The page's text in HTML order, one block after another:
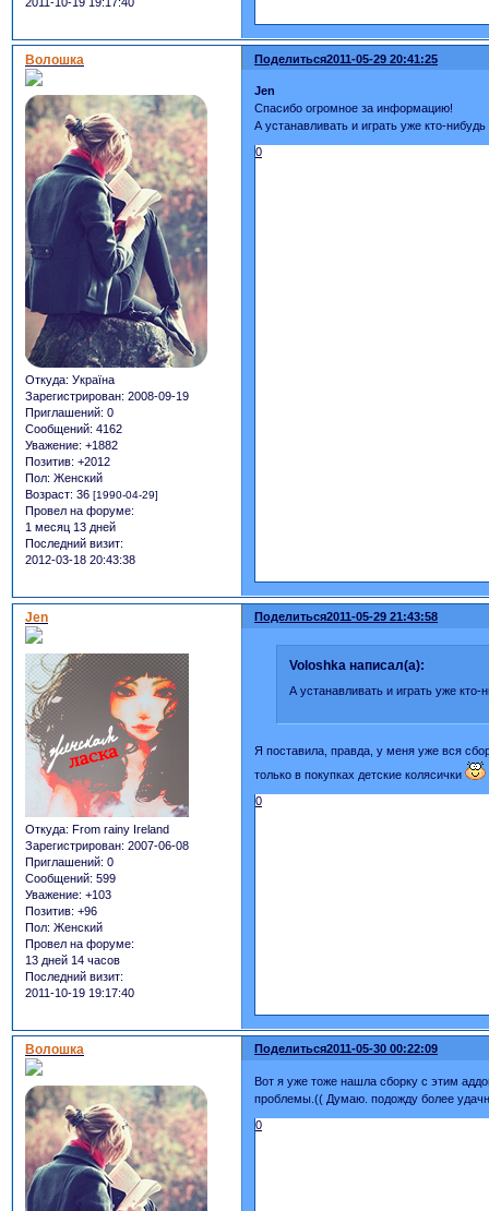
Поделиться2011-05-29 20:41:25
Волошка
Откуда: Україна
Зарегистрирован: 2008-09-19
Приглашений: 0
Сообщений: 4162
Уважение: +1882
Позитив: +2012
Пол: Женский
Возраст: 36 [1990-04-29]
Провел на форуме:
1 месяц 13 дней
Последний визит:
2012-03-18 20:43:38
Jen
Спасибо огромное за информацию!
А устанавливать и играть уже кто-
0
Поделиться2011-05-29 21:43:58
Jen
Откуда: From rainy Ireland
Зарегистрирован: 2007-06-08
Приглашений: 0
Сообщений: 599
Уважение: +103
Позитив: +96
Пол: Женский
Провел на форуме:
13 дней 14 часов
Последний визит:
2011-10-19 19:17:40
Voloshka написал(а):
А устанавливать и играть уже кто-
Я поставила, правда, у меня уже вся
только в покупках детские колясички
0
Поделиться2011-05-30 00:22:09
Волошка
Вот я уже тоже нашла сборку с этим
проблемы.(( Думаю. подожду более
0